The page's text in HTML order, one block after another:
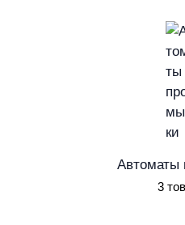
Автоматы
3